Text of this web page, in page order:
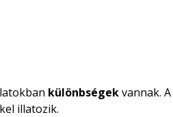
különbségekvannak. A
illatozik.